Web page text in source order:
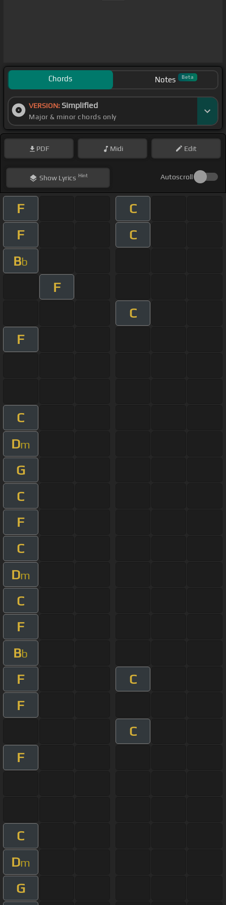
Chords Notes Beta
VERSION: Simplified
Major & minor chords only
PDF Midi Edit
ShowLyrics Hint Autoscroll
F
C
F
C
Bb
F
C
F
C
Dm
G
C
F
C
Dm
C
F
Bb
F
C
F
C
F
C
Dm
G